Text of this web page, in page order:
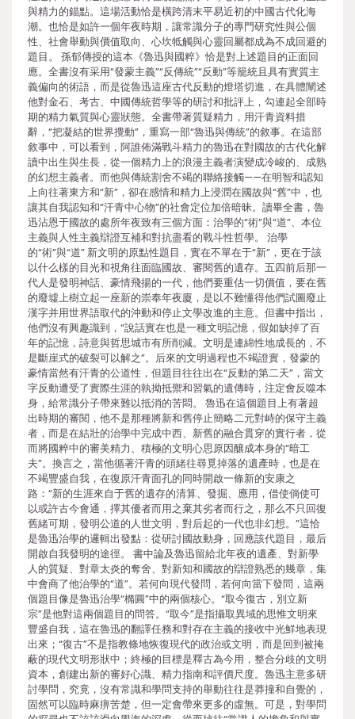
與精力的錨點。這場活動恰是橫跨清末平易近初的中國古代化海
潮。也恰是如許一個年夜時期，讓常識分子的專門研究性與公個
性、社會舉動與價值取向、心坎牴觸與心靈回屬都成為不成回避的
題目。 孫郁傳授的這本《魯迅與國粹》恰是對上述題目的正面回
應。全書沒有采用“發蒙主義”“反傳統”“反動”等籠統且具有實質主
義偏向的術語，而是從魯迅這座古代反動的燈塔切進，在具體闡述
他對金石、考古、中國傳統哲學等的研討和批評上，勾連起全部時
期的精力氣質與心靈狀態。全書帶著質疑精力，用汗青資料措
辭，“把凝結的世界攪動”，重寫一部“魯迅與傳統”的敘事。在這部
敘事中，可以看到，阿誰佈滿戰斗精力的魯迅在對國故的古代化解
讀中出生與生長，從一個精力上的浪漫主義者演變成冷峻的、成熟
的幻想主義者。而他與傳統割舍不竭的聯絡接觸——在明智和認知
上向往著東方和“新”，卻在感情和精力上浸潤在國故與“舊”中，也
讓其自我認知和“汗青中心物”的社會定位加倍暗昧。讀畢全書，魯
迅沾恩于國故的處所年夜致有三個方面：治學的“術”與“道”、本位
主義與人性主義辯證互補和對抗盡看的戰斗性哲學。 治學
的“術”與“道” 新文明的原點性題目，實在不單在于“新”，更在于該
以什么樣的目光和視角往面臨國故、審閱舊的遺存。五四前后那一
代人是發明神話、豪情飛揚的一代，他們要重估一切價值，要在舊
的廢墟上樹立起一座新的崇奉年夜廈，是以不難懂得他們試圖廢止
漢字并用世界語取代的沖動和停止文學改進的主意。但書中指出，
他們沒有興趣識到，“說話實在也是一種文明記憶，假如缺掉了百
年的記憶，詩意與哲思城市有所削減。文明是連綿性地成長的，不
是斷崖式的破裂可以解之”。后來的文明過程也不竭證實，發蒙的
豪情當然有汗青的公道性，但題目往往出在“反動的第二天”，當文
字反動遭受了實際生涯的執拗抵禦和習氣的遺傳時，注定會反噬本
身，給常識分子帶來難以抵消的苦悶。 魯迅在這個題目上有著超
出時期的審閱，他不是那種將新和舊停止簡略二元對峙的保守主義
者，而是在結壯的治學中完成中西、新舊的融合貫穿的實行者，從
而將國粹中的審美精力、積極的文明心思原因釀成本身的“暗工
夫”。換言之，當他循著汗青的頭緒往尋覓掉落的遺產時，也是在
不竭豐盛自我，在復原汗青面孔的同時開啟一條新的安康之
路：“新的生涯來自于舊的遺存的清算、發掘、應用，借使倘使可
以或許古今會通，擇其優者而用之棄其劣者而行之，那么不只回復
舊緒可期，發明公道的人世文明，對后起的一代也非幻想。”這恰
是魯迅治學的邏輯出發點：從研討國故動身，回應該代題目，最后
開啟自我發明的途徑。 書中論及魯迅留給北年夜的遺產、對新學
人的質疑、對章太炎的奪舍、對新知和國故的辯證熟悉的幾章，集
中會商了他治學的“道”。若何向現代發問，若何向當下發問，這兩
個題目像是魯迅治學“橢圓”中的兩個核心。“取今復古，別立新
宗”是他對這兩個題目的問答。“取今”是指攝取異域的思惟文明來
豐盛自我，這在魯迅的翻譯任務和對存在主義的接收中光鮮地表現
出來；“復古”不是指教條地恢復現代的政治或文明，而是回到被掩
蔽的現代文明形狀中；終極的目標是釋古為今用，整合分歧的文明
資本，創建出新的審好心識、精力指南和評價尺度。魯迅主意多研
討學問，究竟，沒有常識和學問支持的舉動往往是莽撞和自覺的，
固然可以臨時麻痹苦楚，但一定會帶來更多的虛無。可是，對學問